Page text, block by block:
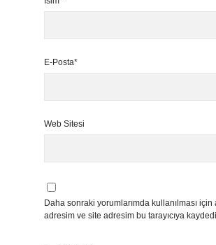
E-Posta*
Web Sitesi
Daha sonraki yorumlarımda kullanılması için
adresim ve site adresim bu tarayıcıya